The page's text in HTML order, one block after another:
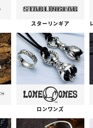
スターリンギア
ロンワンズ